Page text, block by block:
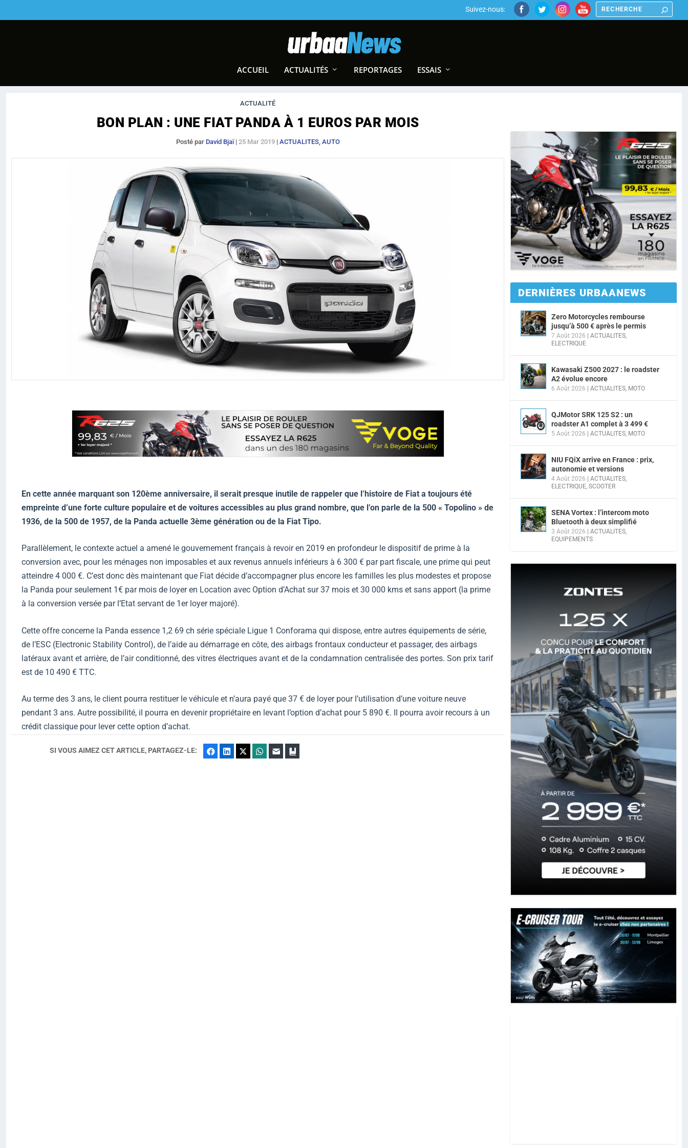
Suivez-nous:
ACCUEIL ACTUALITÉS REPORTAGES ESSAIS
ACTUALITÉ
BON PLAN : UNE FIAT PANDA À 1 EUROS PAR MOIS
Posté par David Bjaï| 25 Mar 2019| ACTUALITES, AUTO
En cette année marquant son 120ème anniversaire, il serait presque inutile de rappeler que l’histoire de Fiat a toujours été
empreinte d’une forte culture populaire et de voitures accessibles au plus grand nombre, que l’on parle de la 500 « Topolino » de
1936, de la 500 de 1957, de la Panda actuelle 3ème génération ou de la Fiat Tipo.
Parallèlement, le contexte actuel a amené le gouvernement français à revoir en 2019 en profondeur le dispositif de prime à la
conversion avec, pour les ménages non imposables et aux revenus annuels inférieurs à 6 300 € par part fiscale, une prime qui peut
atteindre 4 000 €. C’est donc dès maintenant que Fiat décide d’accompagner plus encore les familles les plus modestes et propose
la Panda pour seulement 1€ par mois de loyer en Location avec Option d’Achat sur 37 mois et 30 000 kms et sans apport (la prime
à la conversion versée par l’Etat servant de 1er loyer majoré).
Cette offre concerne la Panda essence 1,2 69 ch série spéciale Ligue 1 Conforama qui dispose, entre autres équipements de série,
de l’ESC (Electronic Stability Control), de l’aide au démarrage en côte, des airbags frontaux conducteur et passager, des airbags
latéraux avant et arrière, de l’air conditionné, des vitres électriques avant et de la condamnation centralisée des portes. Son prix tarif
est de 10 490 € TTC.
Au terme des 3 ans, le client pourra restituer le véhicule et n’aura payé que 37 € de loyer pour l’utilisation d’une voiture neuve
pendant 3 ans. Autre possibilité, il pourra en devenir propriétaire en levant l’option d’achat pour 5 890 €. Il pourra avoir recours à un
crédit classique pour lever cette option d’achat.
SI VOUS AIMEZ CET ARTICLE, PARTAGEZ-LE: FacebookLinkedIn WhatsApp
E-mail
DERNIÈRES URBAANEWS
Zero Motorcycles rembourse
jusqu’à 500 € après le permis
7 Août 2026 ACTUALITES,
ELECTRIQUE
Kawasaki Z500 2027 : le roadster
A2 évolue encore
6 Août 2026 ACTUALITES, MOTO
QJMotor SRK 125 S2 : un
roadster A1 complet à 3 499 €
5 Août 2026 ACTUALITES, MOTO
NIU FQiX arrive en France : prix,
autonomie et versions
4 Août 2026 ACTUALITES,
ELECTRIQUE, SCOOTER
SENA Vortex : l’intercom moto
Bluetooth à deux simplifié
3 Août 2026 ACTUALITES,
EQUIPEMENTS